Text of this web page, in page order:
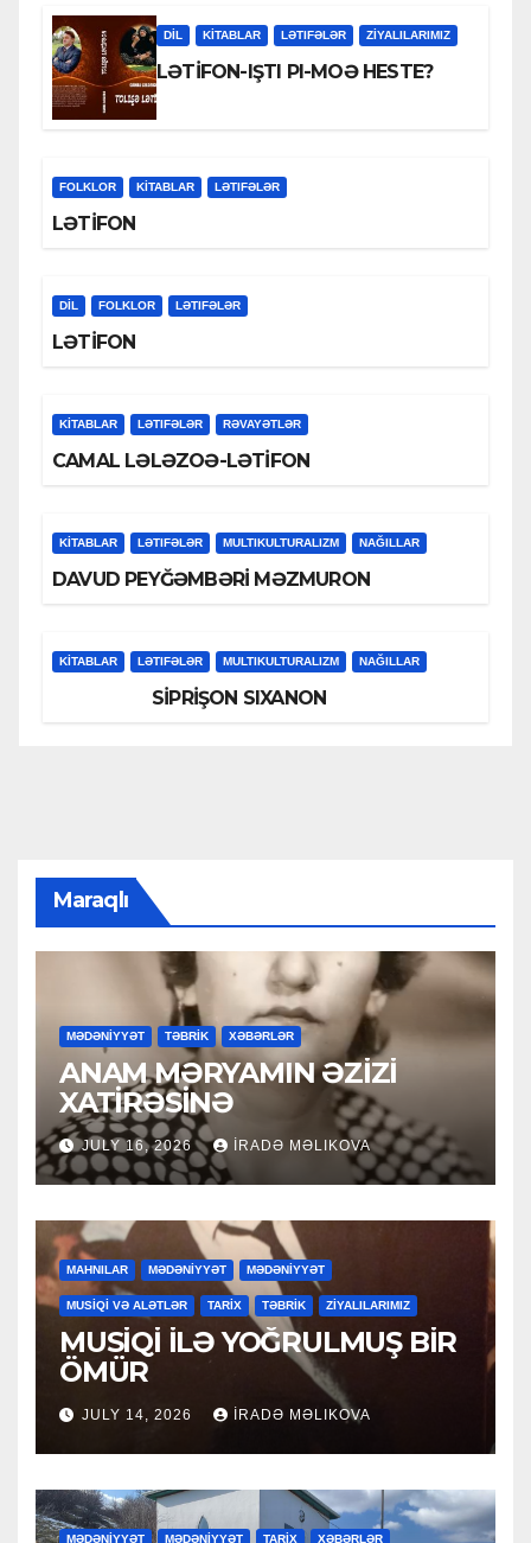
DİL KİTABLAR LƏTIFƏLƏR ZİYALILARIMIZ
LƏTİFON-IŞTI PI-MOƏ HESTE?
FOLKLOR KİTABLAR LƏTIFƏLƏR
LƏTİFON
DİL FOLKLOR LƏTIFƏLƏR
LƏTİFON
KİTABLAR LƏTIFƏLƏR RƏVAYƏTLƏR
CAMAL LƏLƏZOƏ-LƏTİFON
KİTABLAR LƏTIFƏLƏR MULTIKULTURALIZM NAĞILLAR
DAVUD PEYĞƏMBƏRİ MƏZMURON
KİTABLAR LƏTIFƏLƏR MULTIKULTURALIZM NAĞILLAR
SİPRİŞON SIXANON
Maraqlı
MƏDƏNİYYƏT TƏBRİK XƏBƏRLƏR
ANAM MƏRYAMIN ƏZİZİ
XATİRƏSİNƏ
JULY 16, 2026 İRADƏ MƏLIKOVA
MAHNILAR MƏDƏNİYYƏT MƏDƏNİYYƏT
MUSİQİ VƏ ALƏTLƏR TARİX TƏBRİK ZİYALILARIMIZ
MUSİQİ İLƏ YOĞRULMUŞ BİR
ÖMÜR
JULY 14, 2026 İRADƏ MƏLIKOVA
MƏDƏNİYYƏT MƏDƏNİYYƏT TARİX XƏBƏRLƏR